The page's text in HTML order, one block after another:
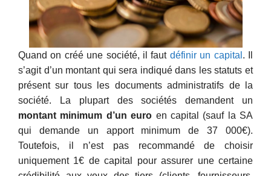
Quand on créé une société, il faut définir un capital . Il
s’agit d’un montant qui sera indiqué dans les statuts et
présent sur tous les documents administratifs de la
société. La plupart des sociétés demandent un
montant minimum d’un euro en capital (sauf la SA
qui demande un apport minimum de 37 000€).
Toutefois, il n’est pas recommandé de choisir
uniquement 1€ de capital pour assurer une certaine